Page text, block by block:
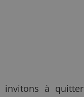
invitons à quitter